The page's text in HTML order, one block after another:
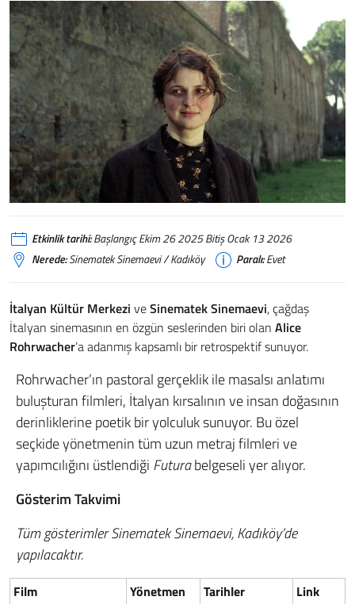
Etkinlik tarihi:Başlangıç Ekim 26 2025 Bitiş Ocak 13 2026
Nerede:Sinematek Sinemaevi / Kadıköy Paralı:Evet
İtalyan Kültür Merkezi veSinematek Sinemaevi, çağdaş
İtalyan sinemasının en özgün seslerinden biri olan Alice
Rohrwacher’a adanmış kapsamlı bir retrospektif sunuyor.
Rohrwacher’ın pastoral gerçeklik ile masalsı anlatımı
buluşturan filmleri, İtalyan kırsalının ve insan doğasının
derinliklerine poetik bir yolculuk sunuyor. Bu özel
seçkide yönetmenin tüm uzun metraj filmleri ve
yapımcılığını üstlendiği Futurabelgeseli yer alıyor.
Gösterim Takvimi
Tüm gösterimler Sinematek Sinemaevi, Kadıköy’de
yapılacaktır.
Film Yönetmen Tarihler
Link